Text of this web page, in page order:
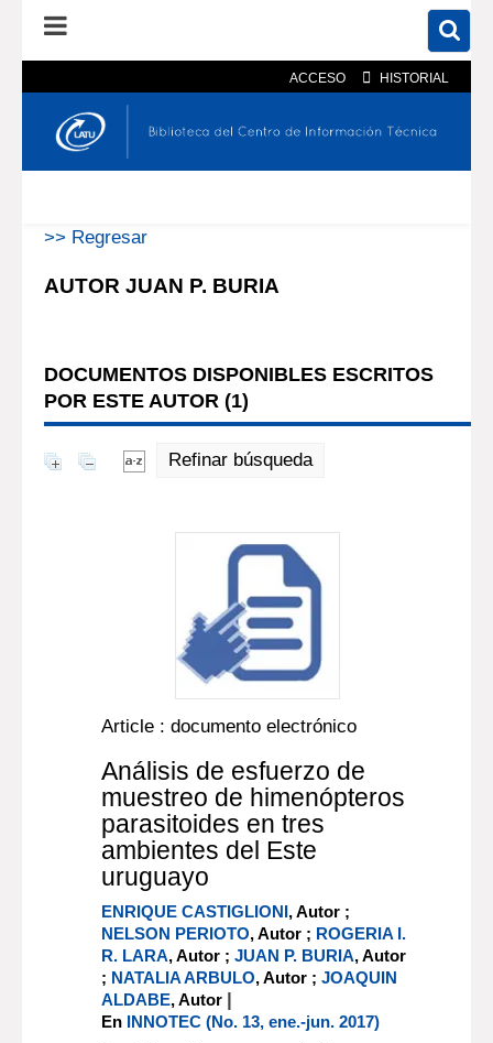
ACCESO HISTORIAL
En el catálogo En el sitio
>> Regresar
AUTOR JUAN P. BURIA
DOCUMENTOS DISPONIBLES ESCRITOS
POR ESTE AUTOR (1)
Refinar búsqueda
Article : documento electrónico
Análisis de esfuerzo de
muestreo de himenópteros
parasitoides en tres
ambientes del Este
uruguayo
ENRIQUE CASTIGLIONI, Autor ;
NELSON PERIOTO, Autor ; ROGERIA I.
R. LARA, Autor ;JUAN P. BURIA, Autor
; NATALIA ARBULO, Autor ;JOAQUIN
ALDABE, Autor |
En INNOTEC (No. 13, ene.-jun. 2017)